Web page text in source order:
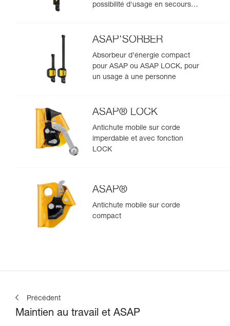
possibilité d'usage en secours
ASAP'SORBER
Absorbeur d’énergie compact
pour ASAP ou ASAP LOCK, pour
un usage à une personne
ASAP® LOCK
Antichute mobile sur corde
imperdable et avec fonction
LOCK
ASAP®
Antichute mobile sur corde
compact
Précédent
Maintien au travail et ASAP